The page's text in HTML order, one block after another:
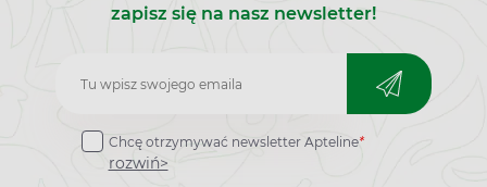
zapisz się na nasz newsletter!
Zapisz
do
newslettera
Chcę otrzymywać newsletter Apteline*
rozwiń>